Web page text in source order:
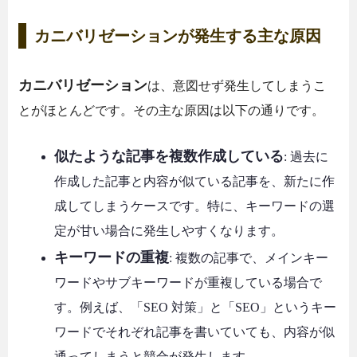
カニバリゼーションが発生する主な原因
カニバリゼーションは、意図せず発生してしまうこ
とがほとんどです。その主な原因は以下の通りです。
似たような記事を複数作成している: 過去に
作成した記事と内容が似ている記事を、新たに作
成してしまうケースです。特に、キーワードの選
定が甘い場合に発生しやすくなります。
キーワードの重複: 複数の記事で、メインキー
ワードやサブキーワードが重複している場合で
す。例えば、「SEO 対策」と「SEO」というキー
ワードでそれぞれ記事を書いていても、内容が似